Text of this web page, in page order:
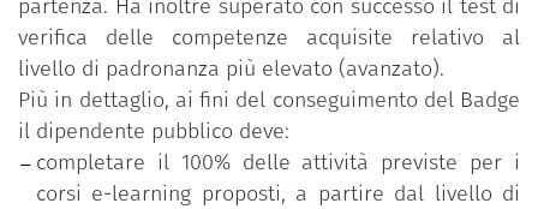
partenza. Ha inoltre superato con successo il test di
verifica delle competenze acquisite relativo al
livello di padronanza più elevato (avanzato).
Più in dettaglio, ai fini del conseguimento del Badge
il dipendente pubblico deve:
completare il 100% delle attività previste per i
corsi e-learning proposti, a partire dal livello di